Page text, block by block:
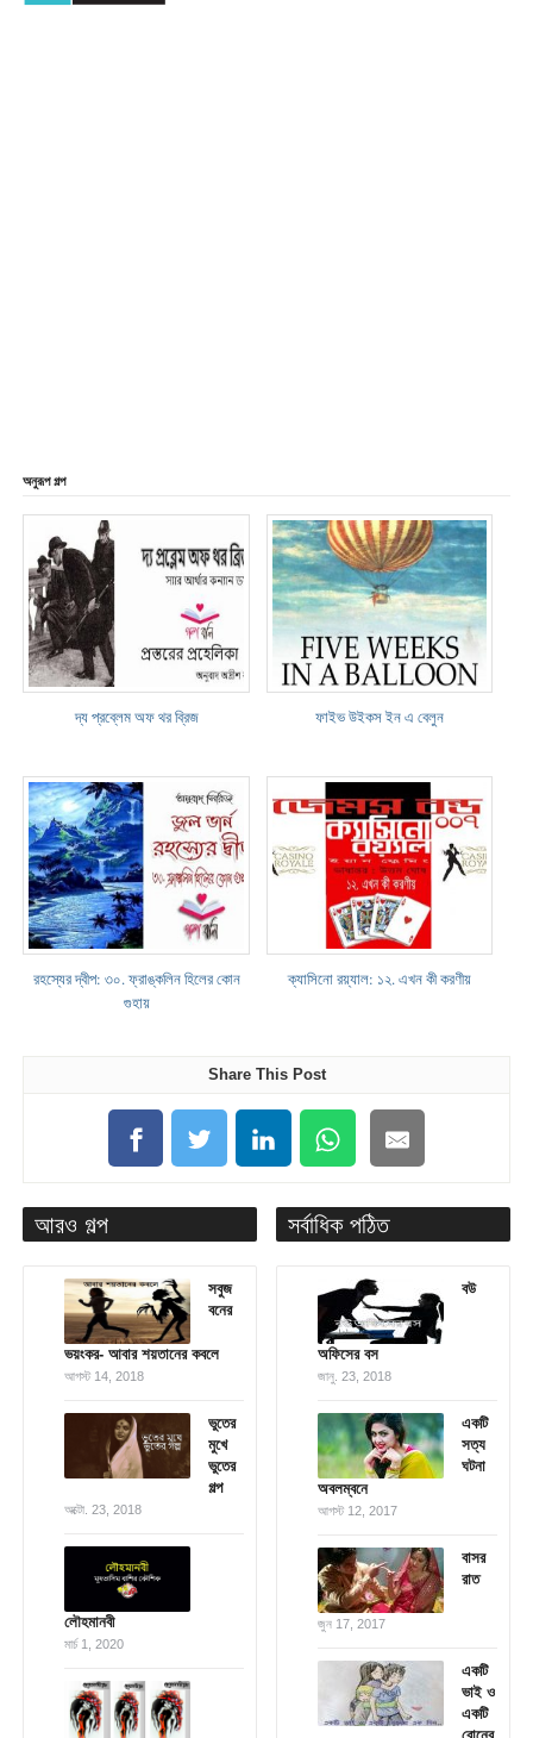
অনুরূপ গল্প
দ্য প্রব্লেম অফ থর ব্রিজ ফাইভ উইকস ইন এ বেলুন
রহস্যের দ্বীপ: ৩০. ফ্রাঙ্কলিন হিলের কোন
গুহায়
ক্যাসিনো রয়্যাল: ১২. এখন কী করণীয়
Share This Post
আরও গল্প
সবুজ
বনের
ভয়ংকর- আবার শয়তানের কবলে
আগস্ট 14, 2018
ভুতের
মুখে
ভুতের
গল্প
অক্টো. 23, 2018
লৌহমানবী
মার্চ 1, 2020
সর্বাধিক পঠিত
বউ
অফিসের বস
জানু. 23, 2018
একটি
সত্য
ঘটনা
অবলম্বনে
আগস্ট 12, 2017
বাসর
রাত
জুন 17, 2017
একটি
ভাই ও
একটি